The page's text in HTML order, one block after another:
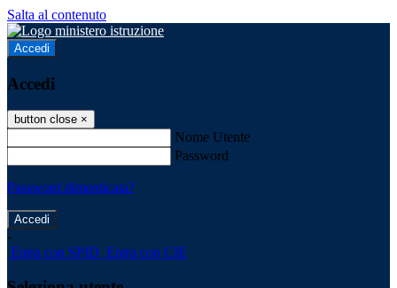
Salta al contenuto
Accedi
Accedi
button close ×
Nome Utente
Password
Password dimenticata?
-
Entra con SPID Entra con CIE